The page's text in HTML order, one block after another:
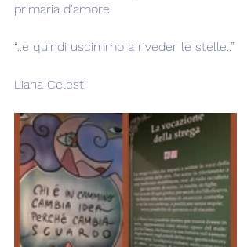
primaria d'amore.
“..e quindi uscimmo a riveder le stelle..”
Liana Celesti